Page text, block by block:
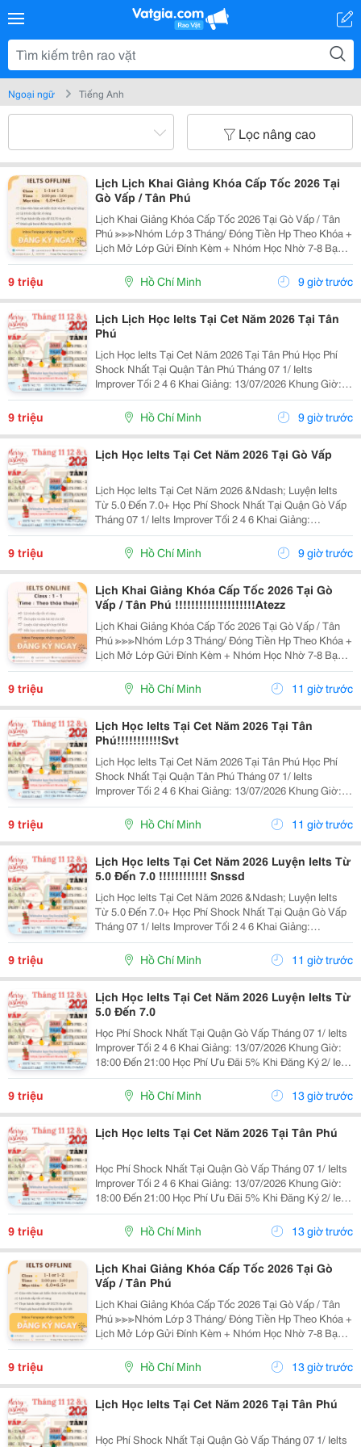
Ngoại ngữ Tiếng Anh
Lọc nâng cao
Lịch Lịch Khai Giảng Khóa Cấp Tốc 2026 Tại
Gò Vấp / Tân Phú
Lịch Khai Giảng Khóa Cấp Tốc 2026 Tại Gò Vấp / Tân
Phú ≫≫≫Nhóm Lớp 3 Tháng/ Đóng Tiền Hp Theo Khóa +
Lịch Mở Lớp Gửi Đính Kèm + Nhóm Học Nhờ 7-8 Bạn/
Lớp + Giáo Trình Ielts Có Band Điểm Lộ Trình, Sách
Nước Ngoài Bám Sát + Chia Đều 4 Kỹ...
9 triệu Hồ Chí Minh 9 giờ trước
Lịch Lịch Học Ielts Tại Cet Năm 2026 Tại Tân
Phú
Lịch Học Ielts Tại Cet Năm 2026 Tại Tân Phú Học Phí
Shock Nhất Tại Quận Tân Phú Tháng 07 1/ Ielts
Improver Tối 2 4 6 Khai Giảng: 13/07/2026 Khung Giờ:
18:00 Đến 21:00 Học Phí Ưu Đãi 5% Khi Đăng Ký 2/ Ielts
Basic Tối 3 5 7 Khai...
9 triệu Hồ Chí Minh 9 giờ trước
Lịch Học Ielts Tại Cet Năm 2026 Tại Gò Vấp
Lịch Học Ielts Tại Cet Năm 2026 &Ndash; Luyện Ielts
Từ 5.0 Đến 7.0+ Học Phí Shock Nhất Tại Quận Gò Vấp
Tháng 07 1/ Ielts Improver Tối 2 4 6 Khai Giảng:
13/07/2026 Khung Giờ: 18:00 Đến 21:00 Học Phí Ưu Đãi
5% Khi Đăng Ký 2/ Ielts...
9 triệu Hồ Chí Minh 9 giờ trước
Lịch Khai Giảng Khóa Cấp Tốc 2026 Tại Gò
Vấp / Tân Phú !!!!!!!!!!!!!!!!!!!!Atezz
Lịch Khai Giảng Khóa Cấp Tốc 2026 Tại Gò Vấp / Tân
Phú ≫≫≫Nhóm Lớp 3 Tháng/ Đóng Tiền Hp Theo Khóa +
Lịch Mở Lớp Gửi Đính Kèm + Nhóm Học Nhờ 7-8 Bạn/
Lớp + Giáo Trình Ielts Có Band Điểm Lộ Trình, Sách
Nước Ngoài Bám Sát + Chia Đều 4 Kỹ...
9 triệu Hồ Chí Minh 11 giờ trước
Lịch Học Ielts Tại Cet Năm 2026 Tại Tân
Phú!!!!!!!!!!!Svt
Lịch Học Ielts Tại Cet Năm 2026 Tại Tân Phú Học Phí
Shock Nhất Tại Quận Tân Phú Tháng 07 1/ Ielts
Improver Tối 2 4 6 Khai Giảng: 13/07/2026 Khung Giờ:
18:00 Đến 21:00 Học Phí Ưu Đãi 5% Khi Đăng Ký 2/ Ielts
Basic Tối 3 5 7 Khai...
9 triệu Hồ Chí Minh 11 giờ trước
Lịch Học Ielts Tại Cet Năm 2026 Luyện Ielts Từ
5.0 Đến 7.0 !!!!!!!!!!!! Snssd
Lịch Học Ielts Tại Cet Năm 2026 &Ndash; Luyện Ielts
Từ 5.0 Đến 7.0+ Học Phí Shock Nhất Tại Quận Gò Vấp
Tháng 07 1/ Ielts Improver Tối 2 4 6 Khai Giảng:
13/07/2026 Khung Giờ: 18:00 Đến 21:00 Học Phí Ưu Đãi
5% Khi Đăng Ký 2/ Ielts...
9 triệu Hồ Chí Minh 11 giờ trước
Lịch Học Ielts Tại Cet Năm 2026 Luyện Ielts Từ
5.0 Đến 7.0
Học Phí Shock Nhất Tại Quận Gò Vấp Tháng 07 1/ Ielts
Improver Tối 2 4 6 Khai Giảng: 13/07/2026 Khung Giờ:
18:00 Đến 21:00 Học Phí Ưu Đãi 5% Khi Đăng Ký 2/ Ielts
Basic Tối 3 5 7 Khai Giảng: 07//07/2026 Khung Giờ:
18:00 Đến 21:00 ...
9 triệu Hồ Chí Minh 13 giờ trước
Lịch Học Ielts Tại Cet Năm 2026 Tại Tân Phú
Học Phí Shock Nhất Tại Quận Gò Vấp Tháng 07 1/ Ielts
Improver Tối 2 4 6 Khai Giảng: 13/07/2026 Khung Giờ:
18:00 Đến 21:00 Học Phí Ưu Đãi 5% Khi Đăng Ký 2/ Ielts
Basic Tối 3 5 7 Khai Giảng: 07//07/2026 Khung Giờ:
18:00 Đến 21:00 ...
9 triệu Hồ Chí Minh 13 giờ trước
Lịch Khai Giảng Khóa Cấp Tốc 2026 Tại Gò
Vấp / Tân Phú
Lịch Khai Giảng Khóa Cấp Tốc 2026 Tại Gò Vấp / Tân
Phú ≫≫≫Nhóm Lớp 3 Tháng/ Đóng Tiền Hp Theo Khóa +
Lịch Mở Lớp Gửi Đính Kèm + Nhóm Học Nhờ 7-8 Bạn/
Lớp + Giáo Trình Ielts Có Band Điểm Lộ Trình, Sách
Nước Ngoài Bám Sát + Chia Đều 4 Kỹ...
9 triệu Hồ Chí Minh 13 giờ trước
Lịch Học Ielts Tại Cet Năm 2026 Tại Tân Phú
Học Phí Shock Nhất Tại Quận Gò Vấp Tháng 07 1/ Ielts